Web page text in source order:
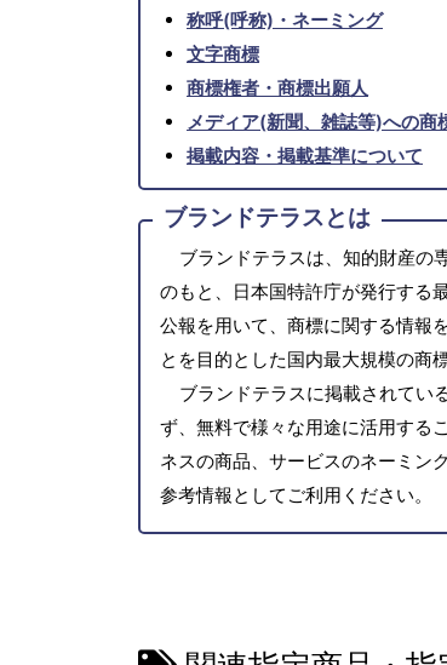
称呼(呼称)・ネーミング
文字商標
商標権者・商標出願人
メディア(新聞、雑誌等)への商
掲載内容・掲載基準について
ブランドテラスとは
ブランドテラスは、知的財産の
のもと、日本国特許庁が発行する
公報を用いて、商標に関する情報
とを目的とした国内最大規模の商
ブランドテラスに掲載されてい
ず、無料で様々な用途に活用する
ネスの商品、サービスのネーミン
参考情報としてご利用ください。